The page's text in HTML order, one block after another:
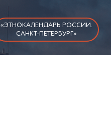
«ЭТНОКАЛЕНДАРЬ РОССИИ.
САНКТ-ПЕТЕРБУРГ»